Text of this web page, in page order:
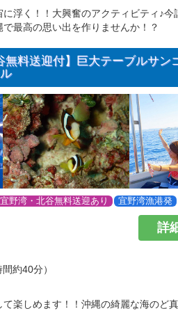
浮く！！大興奮のアクティビティ♪今
最高の思い出を作りませんか！？
無料送迎付】巨大テーブルサン
野湾・北谷無料送迎あり 宜野湾漁港発
約40分）
詳
楽しめます！！沖縄の綺麗な海のど